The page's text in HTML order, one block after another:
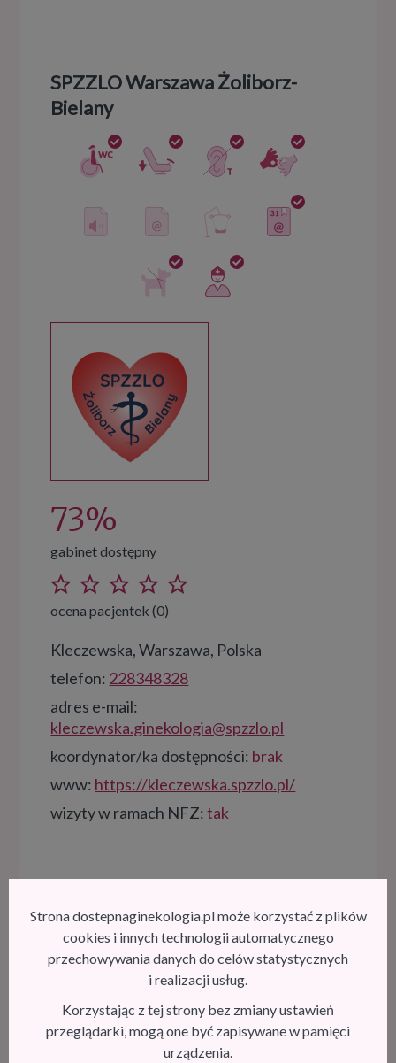
Strona dostepnaginekologia.pl może korzystać z plików
cookies i innych technologii automatycznego
przechowywania danych do celów statystycznych
i realizacji usług.
Korzystając z tej strony bez zmiany ustawień
przeglądarki, mogą one być zapisywane w pamięci
urządzenia.
SPZZLO Warszawa Żoliborz-
Bielany
73%
gabinet dostępny
ocena pacjentek (0)
Kleczewska, Warszawa, Polska
telefon: 228348328
adres e-mail:
kleczewska.ginekologia@spzzlo.pl
koordynator/ka dostępności: brak
www: https://kleczewska.spzzlo.pl/
wizyty w ramach NFZ:tak
Zobacz więcej o gabinecie
SPZZLO Warszawa Żoliborz-